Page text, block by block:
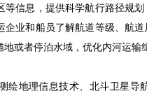
等信息，提供科学航行路径规
企业和船员了解航道等级、航
或者停泊水域，优化内河运输
绘地理信息技术、北斗卫星导